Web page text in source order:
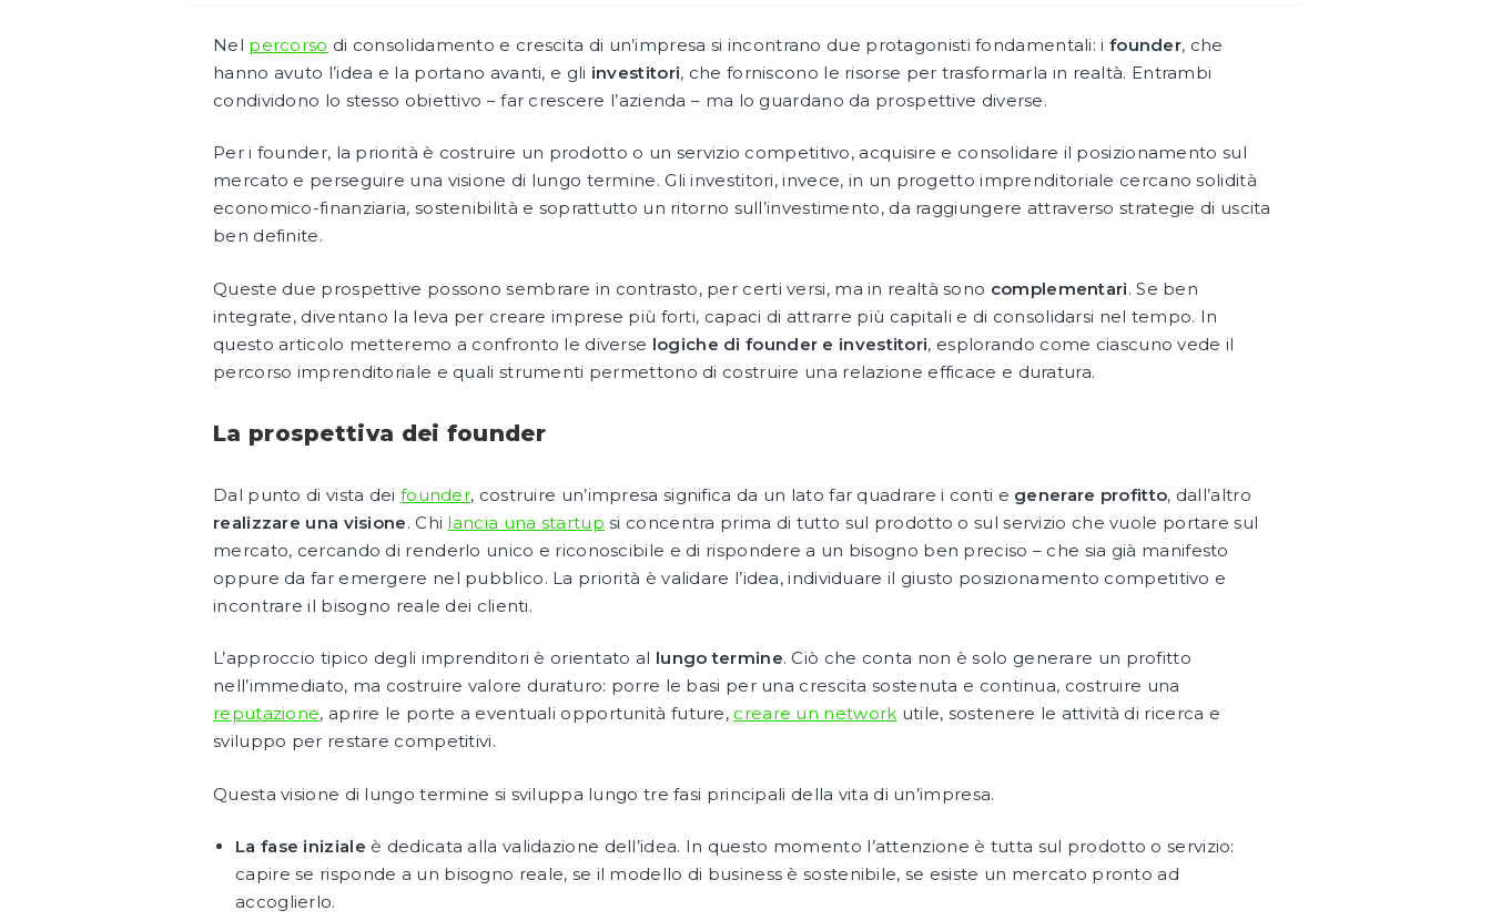
Nel percorso di consolidamento e crescita di un’impresa si incontrano due protagonisti fondamentali: i founder, che
hanno avuto l’idea e la portano avanti, e gli investitori, che forniscono le risorse per trasformarla in realtà. Entrambi
condividono lo stesso obiettivo – far crescere l’azienda – ma lo guardano da prospettive diverse.
Per i founder, la priorità è costruire un prodotto o un servizio competitivo, acquisire e consolidare il posizionamento sul
mercato e perseguire una visione di lungo termine. Gli investitori, invece, in un progetto imprenditoriale cercano solidità
economico-finanziaria, sostenibilità e soprattutto un ritorno sull’investimento, da raggiungere attraverso strategie di uscita
ben definite.
Queste due prospettive possono sembrare in contrasto, per certi versi, ma in realtà sono complementari. Se ben
integrate, diventano la leva per creare imprese più forti, capaci di attrarre più capitali e di consolidarsi nel tempo. In
questo articolo metteremo a confronto le diverse logiche di founder e investitori, esplorando come ciascuno vede il
percorso imprenditoriale e quali strumenti permettono di costruire una relazione efficace e duratura.
La prospettiva dei founder
Dal punto di vista dei founder, costruire un’impresa significa da un lato far quadrare i conti e generare profitto, dall’altro
realizzare una visione. Chi lancia una startup si concentra prima di tutto sul prodotto o sul servizio che vuole portare sul
mercato, cercando di renderlo unico e riconoscibile e di rispondere a un bisogno ben preciso – che sia già manifesto
oppure da far emergere nel pubblico. La priorità è validare l’idea, individuare il giusto posizionamento competitivo e
incontrare il bisogno reale dei clienti.
L’approccio tipico degli imprenditori è orientato al lungo termine. Ciò che conta non è solo generare un profitto
nell’immediato, ma costruire valore duraturo: porre le basi per una crescita sostenuta e continua, costruire una
reputazione, aprire le porte a eventuali opportunità future, creare un network utile, sostenere le attività di ricerca e
sviluppo per restare competitivi.
Questa visione di lungo termine si sviluppa lungo tre fasi principali della vita di un’impresa.
La fase iniziale è dedicata alla validazione dell’idea. In questo momento l’attenzione è tutta sul prodotto o servizio:
capire se risponde a un bisogno reale, se il modello di business è sostenibile, se esiste un mercato pronto ad
accoglierlo.